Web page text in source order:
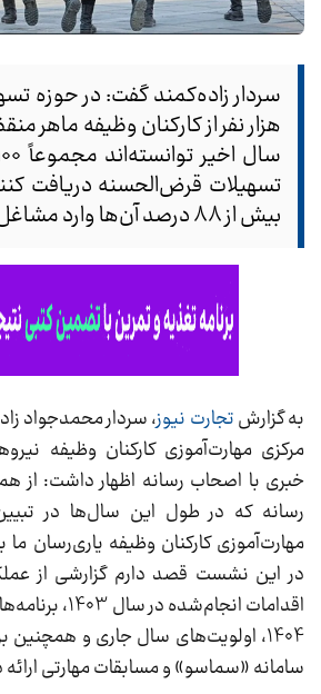
هزار نفر از کارکنان وظیفه
تسهیلات قرض‌الحسنه دریافت
بیش از ۸۸ درصد آن‌ها وارد مشاغل پایدار شده‌اند.
به گزارشتجارت نیوز، سردار محمدجواد
مرکزی مهارت‌آموزی کارکنان وظیفه
خبری با اصحاب رسانه اظهار داشت: از
رسانه که در طول این سال‌ها در
مهارت‌آموزی کارکنان وظیفه یاری‌رسان
در این نشست قصد دارم گزارشی از
اقدامات
1404، اولویت‌های سال جاری و همچنین
سامانه «سماسو» و مسابقات مهارتی